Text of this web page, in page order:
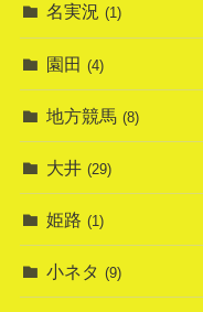
名実況 (1)
園田 (4)
地方競馬 (8)
大井 (29)
姫路 (1)
小ネタ (9)